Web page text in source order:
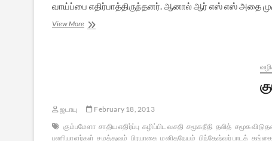
வாய்ப்பை எதிர்பாத்திருந்தனர். ஆனால் ஆர் எஸ் எஸ் அதை
View Moreஆர்.எஸ்.எஸ்,
ஜடாயு
February 18, 2013
கும்பமேளா சாதிய எதிர்ப்பு கழிப்பிட வசதி சமூகநீதி தலித் சமூக
பணியாளர்கள் சமத்துவம் பிரயாகை மனிதநேயம் பிந்தேஷ்வர் பாடக் கங்கை